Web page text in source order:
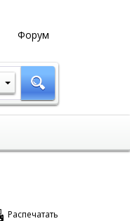
Форум
Распечатать